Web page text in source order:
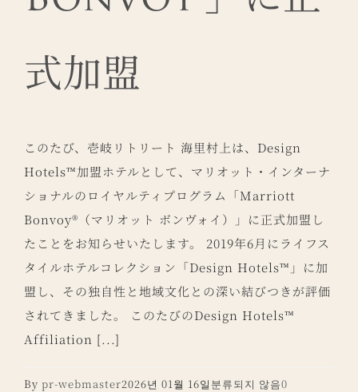
式加盟
このたび、壱岐リトリート 海里村上は、Design
Hotels™加盟ホテルとして、マリオット・インターナ
ショナルのロイヤルティプログラム「Marriott
Bonvoy®（マリオット ボンヴォイ）」に正式加盟し
たことをお知らせいたします。 2019年6月にライフス
タイルホテルコレクション「Design Hotels™」に加
盟し、その独自性と地域文化との深い結びつきが評価
されてきました。 このたびのDesign Hotels™
Affiliation [...]
By pr-webmaster2026년 01월 16일 분류되지 않음0